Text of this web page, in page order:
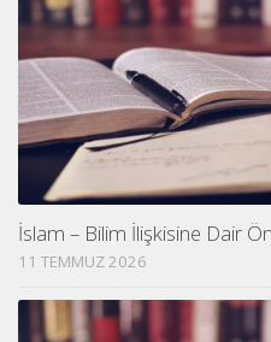
İslam – Bilim İlişkisine Dair
11 TEMMUZ 2026